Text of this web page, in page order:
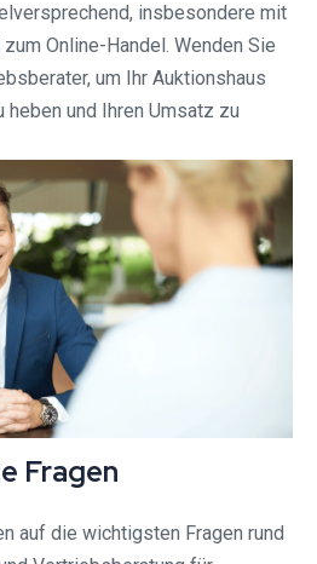
insbesondere mit
Online-Handel. Wenden Sie
um Ihr Auktionshaus
und Ihren Umsatz zu
Fragen
auf die wichtigsten Fragen rund